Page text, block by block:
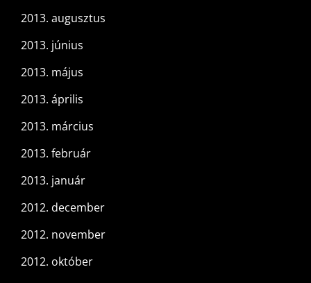
2013. augusztus
2013. június
2013. május
2013. április
2013. március
2013. február
2013. január
2012. december
2012. november
2012. október